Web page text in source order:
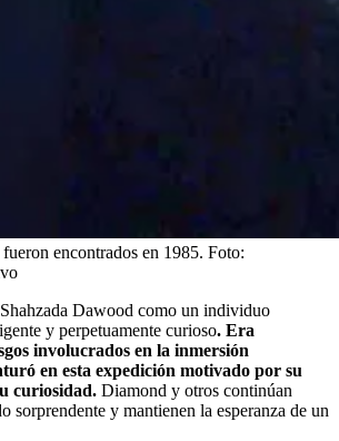
encontrados en 1985. Foto:
Dawood como un individuo
y perpetuamente curioso. Era
involucrados en la inmersión
en esta expedición motivado por su
curiosidad. Diamond y otros continúan
sorprendente y mantienen la esperanza de un